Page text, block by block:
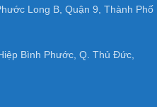
Long B, Quận 9, Thành Phố
Bình Phước, Q. Thủ Đức,